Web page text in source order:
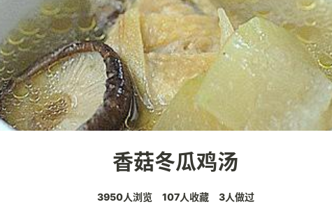
香菇冬瓜鸡汤
3950人浏览 107人收藏 3人做过